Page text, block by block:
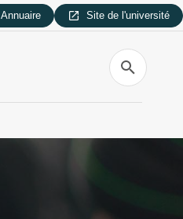
Annuaire Site de l'université
Recherche